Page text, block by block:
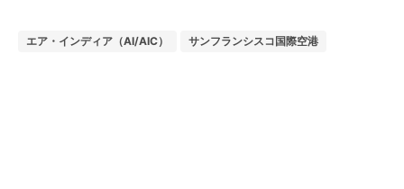
エア・インディア（AI/AIC） サンフランシスコ国際空港